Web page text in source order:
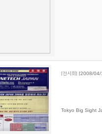
[전시회] [2008/04/
Tokyo Big Sight